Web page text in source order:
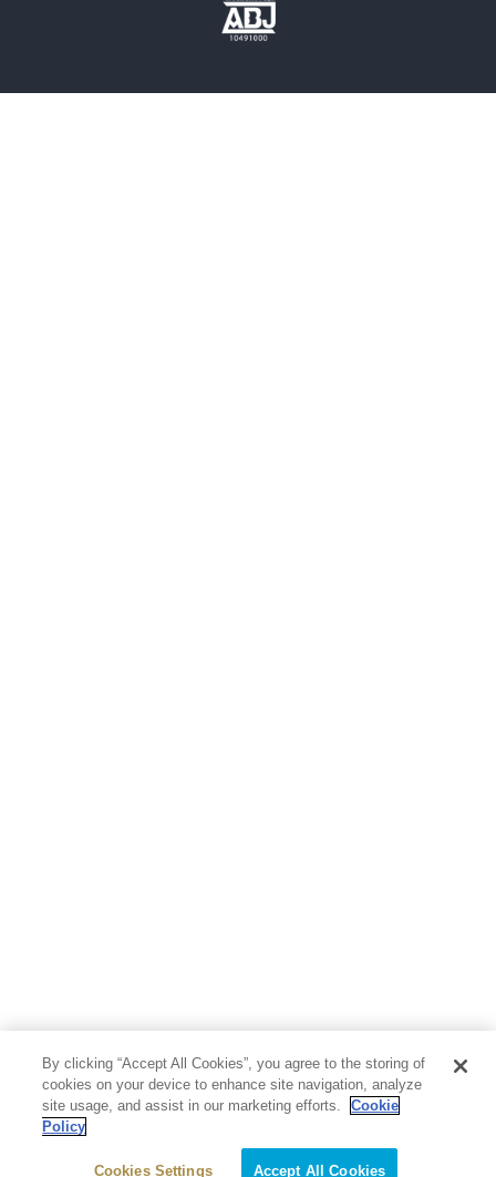
文学
By clicking “Accept All Cookies”, you agree to the storing of
cookies on your device to enhance site navigation, analyze
site usage, and assist in our marketing efforts.
Cookie
Policy
Cookies Settings Accept All Cookies